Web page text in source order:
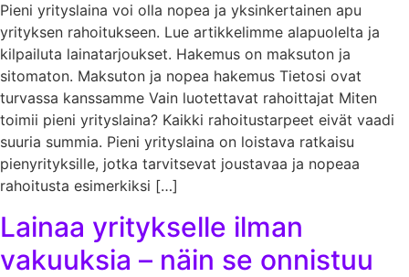
Pieni yrityslaina voi olla nopea ja yksinkertainen apu
yrityksen rahoitukseen. Lue artikkelimme alapuolelta ja
kilpailuta lainatarjoukset. Hakemus on maksuton ja
sitomaton. Maksuton ja nopea hakemus Tietosi ovat
turvassa kanssamme Vain luotettavat rahoittajat Miten
toimii pieni yrityslaina? Kaikki rahoitustarpeet eivät vaadi
suuria summia. Pieni yrityslaina on loistava ratkaisu
pienyrityksille, jotka tarvitsevat joustavaa ja nopeaa
rahoitusta esimerkiksi […]
Lainaa yritykselle ilman
vakuuksia – näin se onnistuu